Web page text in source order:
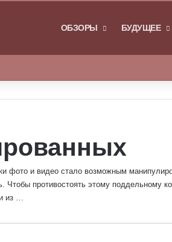
ГЛАВНАЯОБЗОРЫ БУДУЩЕЕ
фото и видео стало возможным
Чтобы противостоять этому поддельному
из …